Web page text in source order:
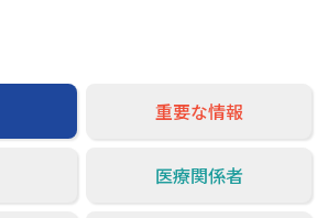
重要な情報
医療関係者